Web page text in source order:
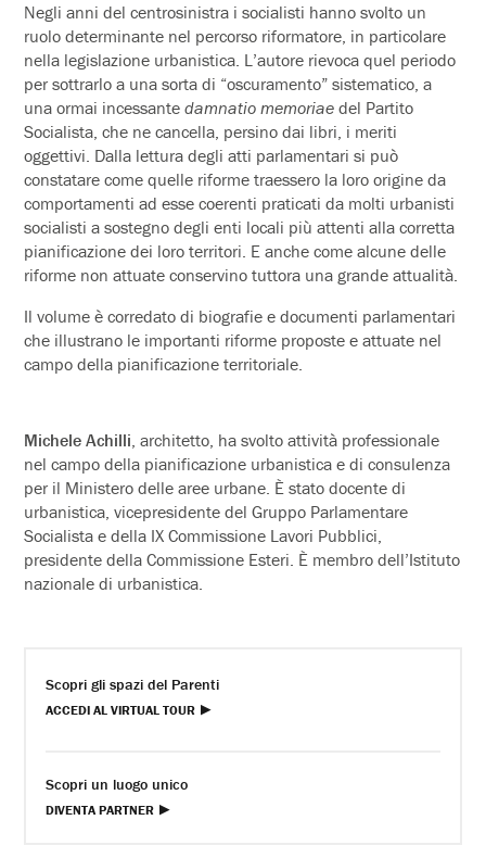
Negli anni del centrosinistra i socialisti hanno svolto un
ruolo determinante nel percorso riformatore, in particolare
nella legislazione urbanistica. L’autore rievoca quel periodo
per sottrarlo a una sorta di “oscuramento” sistematico, a
una ormai incessantedamnatio memoriae del Partito
Socialista, che ne cancella, persino dai libri, i meriti
oggettivi. Dalla lettura degli atti parlamentari si può
constatare come quelle riforme traessero la loro origine da
comportamenti ad esse coerenti praticati da molti urbanisti
socialisti a sostegno degli enti locali più attenti alla corretta
pianificazione dei loro territori. E anche come alcune delle
riforme non attuate conservino tuttora una grande attualità.
Il volume è corredato di biografie e documenti parlamentari
che illustrano le importanti riforme proposte e attuate nel
campo della pianificazione territoriale.
Michele Achilli, architetto, ha svolto attività professionale
nel campo della pianificazione urbanistica e di consulenza
per il Ministero delle aree urbane. È stato docente di
urbanistica, vicepresidente del Gruppo Parlamentare
Socialista e della IX Commissione Lavori Pubblici,
presidente della Commissione Esteri. È membro dell’Istituto
nazionale di urbanistica.
Scopri gli spazi del Parenti
ACCEDI AL VIRTUAL TOUR
Scopri un luogo unico
DIVENTA PARTNER